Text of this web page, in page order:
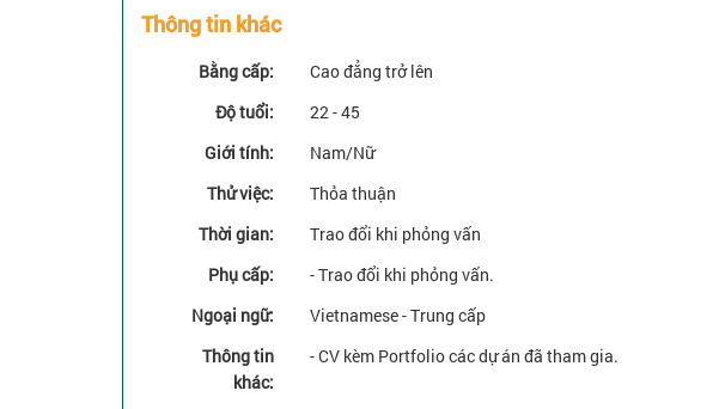
Thông tin khác
Bằng cấp:
Cao đẳng trở lên
Độ tuổi:
22 - 45
Giới tính:
Nam/Nữ
Thử việc:
Thỏa thuận
Thời gian:
Trao đổi khi phỏng vấn
Phụ cấp:
- Trao đổi khi phỏng vấn.
Ngoại ngữ:
Vietnamese - Trung cấp
Thông tin
khác:
- CV kèm Portfolio các dự án đã tham gia.